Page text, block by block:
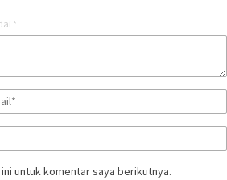
*
untuk komentar saya berikutnya.